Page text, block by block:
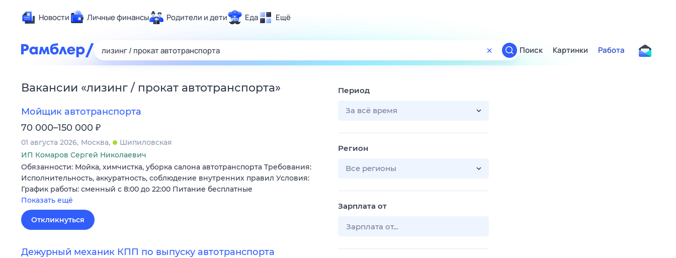
Новости Личные финансы Родители и дети Еда Ещё
Здоровье
Развлечения и отдых
Спорт
Сберегаем вместе
Гороскопы
Поиск
ТВ-программа
Поиск Картинки Работа
Вакансии «лизинг / прокат автотранспорта»
Мойщик автотранспорта
70 000–150 000 ₽
01 августа 2026 Москва
Шипиловская
ИП Комаров Сергей Николаевич
Обязанности: Мойка, химчистка, уборка салона автотранспорта Требования:
Исполнительность, аккуратность, соблюдение внутренних правил Условия:
График работы: сменный с 8:00 до 22:00 Питание бесплатные
Показать ещё
Откликнуться
Дежурный механик КПП по выпуску автотранспорта
Период
За всё время
Регион
Все регионы
Зарплата от